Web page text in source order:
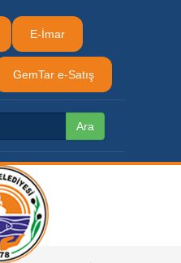
E-İmar
GemTar e-Satış